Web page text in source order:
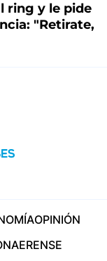
ring y le pide
"Retirate,
OPINIÓN